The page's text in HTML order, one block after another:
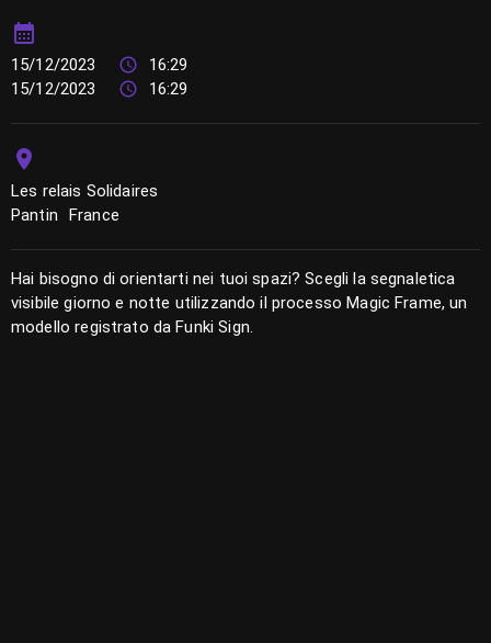
15/12/2023
16:29
15/12/2023
16:29
Les relais Solidaires
Pantin
France
Hai bisogno di orientarti nei tuoi spazi? Scegli la segnaletica
visibile giorno e notte utilizzando il processo Magic Frame, un
modello registrato da Funki Sign.